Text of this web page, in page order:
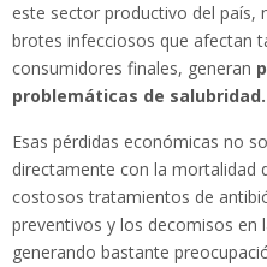
este sector productivo del país,
brotes infecciosos que afectan
consumidores finales, generan
problemáticas de salubridad.
Esas pérdidas económicas no
directamente con la mortalidad
costosos tratamientos de
preventivos y los decomisos en
generando bastante